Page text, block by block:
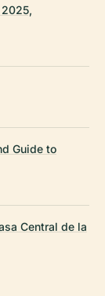
Guide to
Central de la